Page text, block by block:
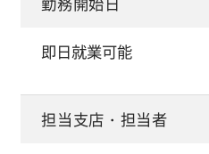
即日就業可能
担当支店・担当者